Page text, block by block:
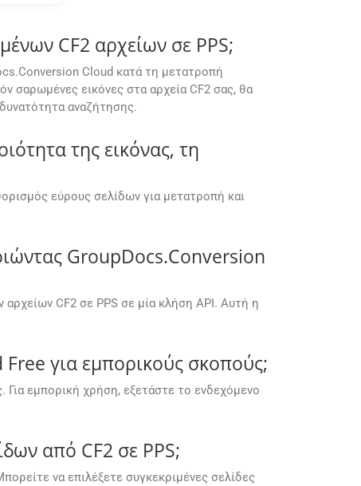
CF2 αρχείων σε PPS;
Cloud κατά τη μετατροπή
σαρωμένες εικόνες στα αρχεία CF2 σας, θα
αναζήτησης.
της εικόνας, τη
εύρους σελίδων για μετατροπή και
GroupDocs.Conversion
CF2 σε PPS σε μία κλήση API. Αυτή η
για εμπορικούς σκοπούς;
εμπορική χρήση, εξετάστε το ενδεχόμενο
από CF2 σε PPS;
να επιλέξετε συγκεκριμένες σελίδες